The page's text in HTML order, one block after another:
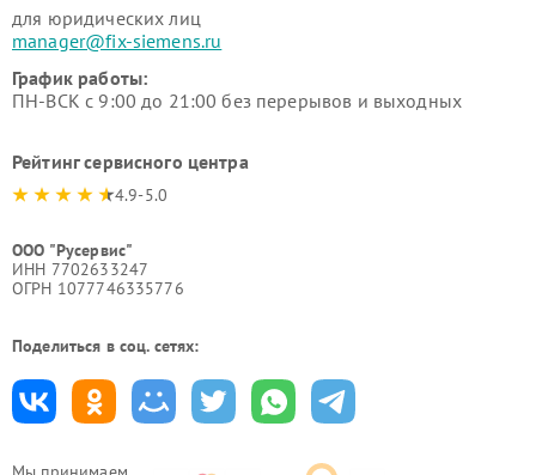
для юридических лиц
manager@fix-siemens.ru
График работы:
ПН-ВСК с 9:00 до 21:00 без перерывов и выходных
Рейтинг сервисного центра
4.9-5.0
ООО "Русервис"
ИНН 7702633247
ОГРН 1077746335776
Поделиться в соц. сетях: